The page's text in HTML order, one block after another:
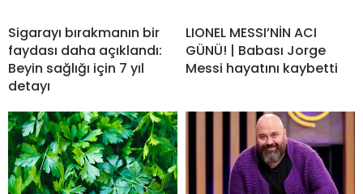
Sigarayı bırakmanın bir
faydası daha açıklandı:
Beyin sağlığı için 7 yıl
detayı
LIONEL MESSI’NİN ACI
GÜNÜ! | Babası Jorge
Messi hayatını kaybetti